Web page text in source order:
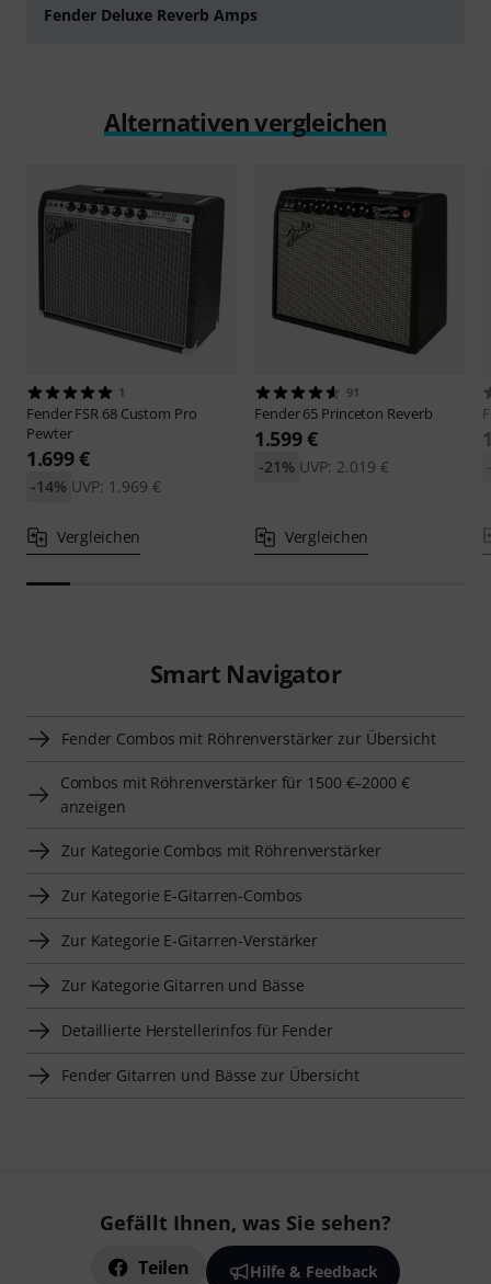
Fender Deluxe Reverb Amps
Alternativen vergleichen
1
FenderFSR 68 Custom Pro
Pewter
1.699 €
UVP: 1.969 €
-14%
Vergleichen
91
Fender65 Princeton Reverb
1.599 €
UVP: 2.019 €
-21%
Vergleichen
Smart Navigator
Fender Combos mit Röhrenverstärker zur Übersicht
Combos mit Röhrenverstärker für 1500 €–2000 €
anzeigen
Zur Kategorie Combos mit Röhrenverstärker
Zur Kategorie E-Gitarren-Combos
Zur Kategorie E-Gitarren-Verstärker
Zur Kategorie Gitarren und Bässe
Detaillierte Herstellerinfos für Fender
Fender Gitarren und Bässe zur Übersicht
Gefällt Ihnen, was Sie sehen?
Teilen Hilfe & Feedback